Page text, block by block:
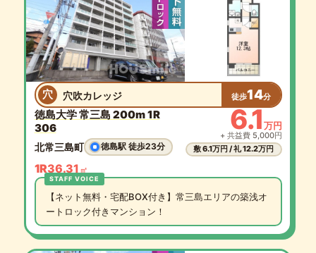
穴 穴吹カレッジ 徒歩14分
徳島大学 常三島 200m 1R
306
北常三島町 徳島駅 徒歩23分
1R36.31 ㎡
6.1万円
+ 共益費 5,000円
敷 6.1万円 / 礼 12.2万円
【ネット無料・宅配BOX付き】常三島エリアの築浅オ
ートロック付きマンション！